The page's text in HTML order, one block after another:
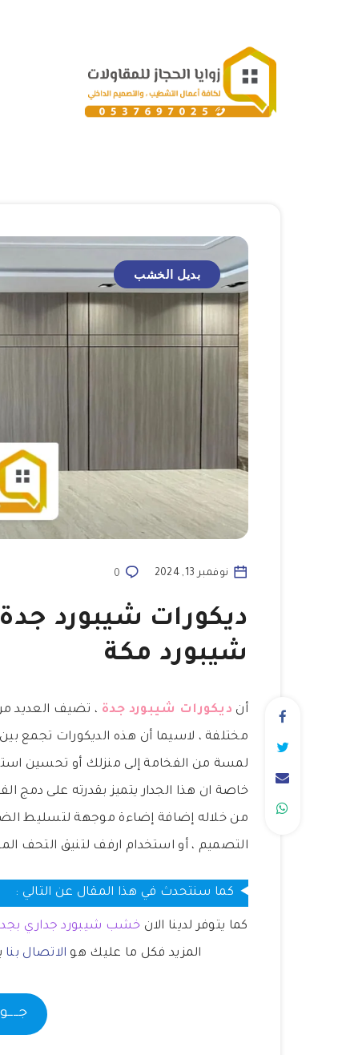
بديل الخشب
نوفمبر 13, 2024 0
شيبورد مكة
أن ديكورات شيبورد جدة ، تضيف العديد
مختلفة ، لاسيما أن هذه الديكورات تجمع
لمسة من الفخامة إلى منزلك أو تحسين
خاصة ان هذا الجدار يتميز بقدرته على دمج
من خلاله إضافة إضاءة موجهة لتسليط
التصميم ، أو استخدام ارفف لتنيق التحف
كما سنتحدث في هذا المقال عن التالي :
كما يتوفر لدينا الان خشب شيبورد جداري
المزيد فكل ما عليك هو الاتصال بنا